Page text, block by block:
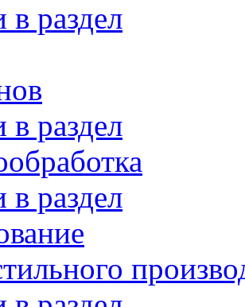
в раздел
в раздел
в раздел